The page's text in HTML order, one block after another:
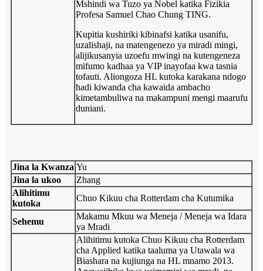
Mshindi wa Tuzo ya Nobel katika Fizikia
Profesa Samuel Chao Chung TING.
Kupitia kushiriki kibinafsi katika usanifu,
uzalishaji, na matengenezo ya miradi mingi,
alijikusanyia uzoefu mwingi na kutengeneza
mifumo kadhaa ya VIP inayofaa kwa tasnia
tofauti. Aliongoza HL kutoka karakana ndogo
hadi kiwanda cha kawaida ambacho
kimetambuliwa na makampuni mengi maarufu
duniani.
Jina la Kwanza Yu
Jina la ukoo
Zhang
Alihitimu
kutoka
Chuo Kikuu cha Rotterdam cha Kutumika
Sehemu
Makamu Mkuu wa Meneja / Meneja wa Idara
ya Mradi
Alihitimu kutoka Chuo Kikuu cha Rotterdam
cha Applied katika taaluma ya Utawala wa
Biashara na kujiunga na HL mnamo 2013.